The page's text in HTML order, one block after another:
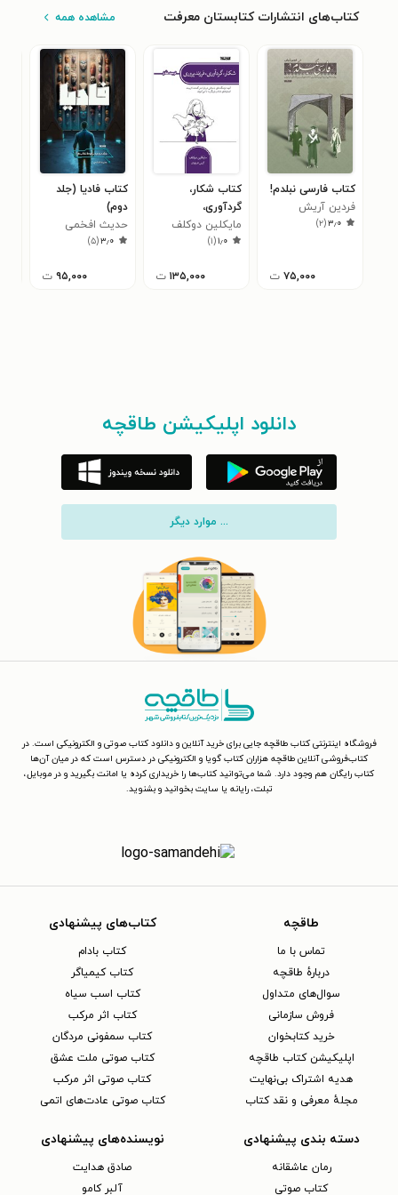
کتاب‌های انتشارات کتابستان معرفت مشاهده همه
کتاب فارسی نبلدم!
فردین آریش
۳٫۰(۲)
۷۵,۰۰۰ ت
کتاب شکار،
گردآوری،
فرزندپروری
مایکلین دوکلف
۱٫۰(۱)
۱۳۵,۰۰۰ ت
کتاب فادیا (جلد
دوم)
حدیث افخمی
۳٫۰(۵)
۹۵,۰۰۰ ت
دانلود اپلیکیشن طاقچه
... موارد دیگر
فروشگاه اینترنتی کتاب طاقچه جایی برای خرید آنلاین و دانلود کتاب صوتی و الکترونیکی است. در
کتاب‌فروشی آنلاین طاقچه هزاران کتاب گویا و الکترونیکی در دسترس است که در میان آن‌ها
کتاب رایگان هم وجود دارد. شما می‌توانید کتاب‌ها را خریداری کرده یا امانت بگیرید و در موبایل،
تبلت، رایانه یا سایت بخوانید و بشنوید.
طاقچه
تماس با ما
دربارهٔ طاقچه
سوال‌های متداول
فروش سازمانی
خرید کتابخوان
اپلیکیشن کتاب طاقچه
هدیه اشتراک بی‌نهایت
مجلهٔ معرفی و نقد کتاب
کتاب‌های پیشنهادی
کتاب بادام
کتاب کیمیاگر
کتاب اسب سیاه
کتاب اثر مرکب
کتاب سمفونی مردگان
کتاب صوتی ملت عشق
کتاب صوتی اثر مرکب
کتاب صوتی عادت‌های اتمی
دسته بندی پیشنهادی
رمان عاشقانه
کتاب‌ صوتی
نویسنده‌های پیشنهادی
صادق هدایت
آلبر کامو